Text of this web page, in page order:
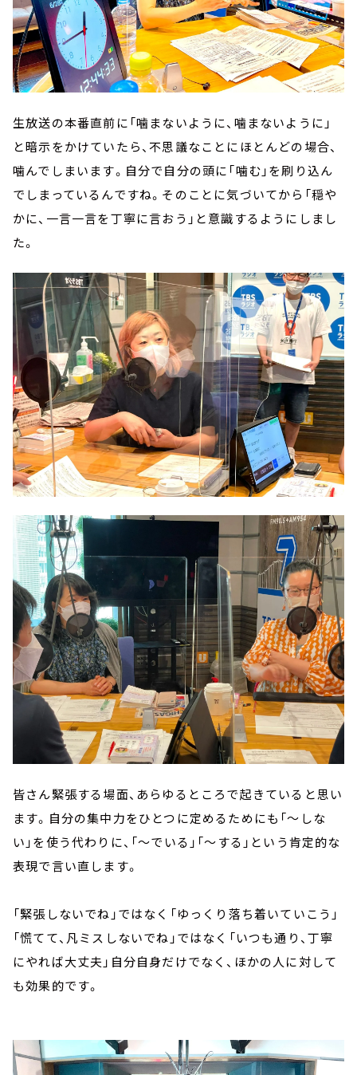
生放送の本番直前に「噛まないように、噛まないように」
と暗示をかけていたら、不思議なことにほとんどの場合、
噛んでしまいます。自分で自分の頭に「噛む」を刷り込ん
でしまっているんですね。そのことに気づいてから「穏や
かに、一言一言を丁寧に言おう」と意識するようにしまし
た。
皆さん緊張する場面、あらゆるところで起きていると思い
ます。自分の集中力をひとつに定めるためにも「～しな
い」を使う代わりに、「～でいる」「～する」という肯定的な
表現で言い直します。
「緊張しないでね」ではなく「ゆっくり落ち着いていこう」
「慌てて、凡ミスしないでね」ではなく「いつも通り、丁寧
にやれば大丈夫」自分自身だけでなく、ほかの人に対して
も効果的です。